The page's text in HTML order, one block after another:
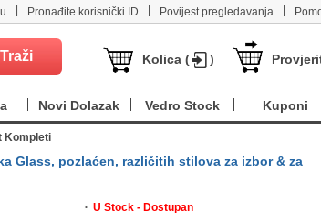
Pronađite korisnički ID Povijest pregledavanja
Kolica ( )
Novi Dolazak Vedro Stock Kuponi
Kompleti
Glass, pozlaćen, različitih stilova za izbor & za
U Stock - Dostupan